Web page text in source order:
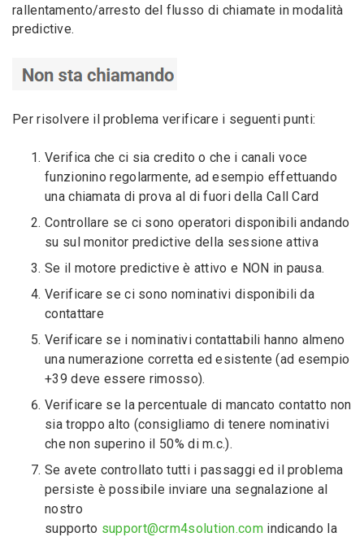
rallentamento/arresto del flusso di chiamate in modalità
predictive.
Per risolvere il problema verificare i seguenti punti:
Verifica che ci sia credito o che i canali voce
funzionino regolarmente, ad esempio effettuando
una chiamata di prova al di fuori della Call Card
Controllare se ci sono operatori disponibili andando
su sul monitor predictive della sessione attiva
Se il motore predictive è attivo e NON in pausa.
Verificare se ci sono nominativi disponibili da
contattare
Verificare se i nominativi contattabili hanno almeno
una numerazione corretta ed esistente (ad esempio
+39 deve essere rimosso).
Verificare se la percentuale di mancato contatto non
sia troppo alto (consigliamo di tenere nominativi
che non superino il 50% di m.c.).
Se avete controllato tutti i passaggi ed il problema
persiste è possibile inviare una segnalazione al
nostro
supporto support@crm4solution.comindicando la